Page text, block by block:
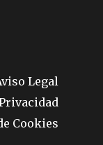
Legal
Cookies